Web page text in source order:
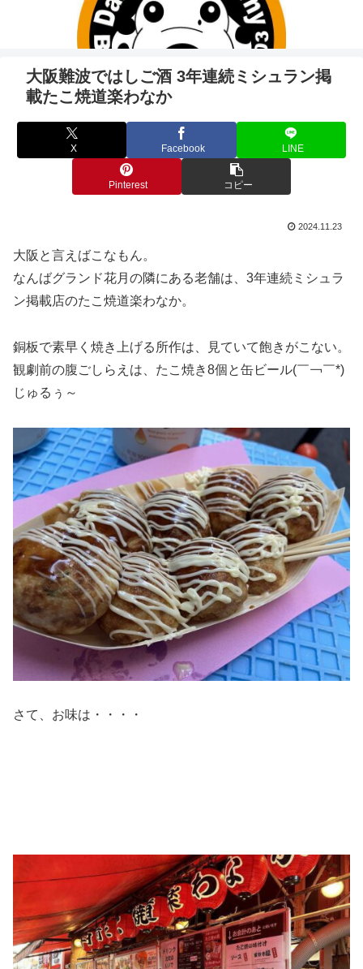
大阪難波ではしご酒 3年連続ミシュラン掲
載たこ焼道楽わなか
X Facebook LINE
Pinterest コピー
2024.11.23
大阪と言えばこなもん。
なんばグランド花月の隣にある老舗は、3年連続ミシュラ
ン掲載店のたこ焼道楽わなか。
銅板で素早く焼き上げる所作は、見ていて飽きがこない。
観劇前の腹ごしらえは、たこ焼き8個と缶ビール(￣￢￣*)
じゅるぅ～
さて、お味は・・・・